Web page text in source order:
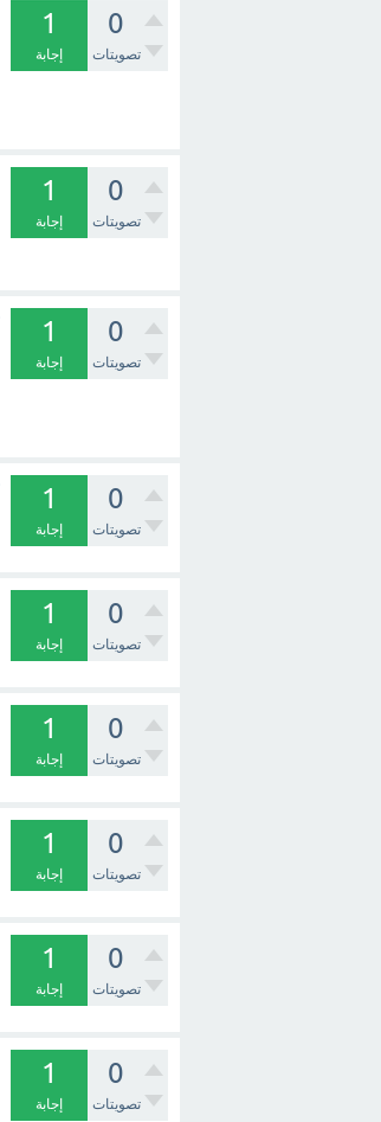
0
تصويتات
1
إجابة
0
تصويتات
1
إجابة
0
تصويتات
1
إجابة
0
تصويتات
1
إجابة
0
تصويتات
1
إجابة
0
تصويتات
1
إجابة
0
تصويتات
1
إجابة
0
تصويتات
1
إجابة
0
تصويتات
1
إجابة